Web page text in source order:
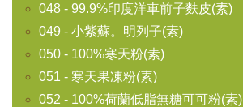
048 - 99.9%印度洋車前子麩皮(素)
049 - 小紫蘇。明列子(素)
050 - 100%寒天粉(素)
051 - 寒天果凍粉(素)
052 - 100%荷蘭低脂無糖可可粉(素)